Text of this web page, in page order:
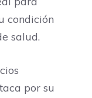
condición
salud.
por su